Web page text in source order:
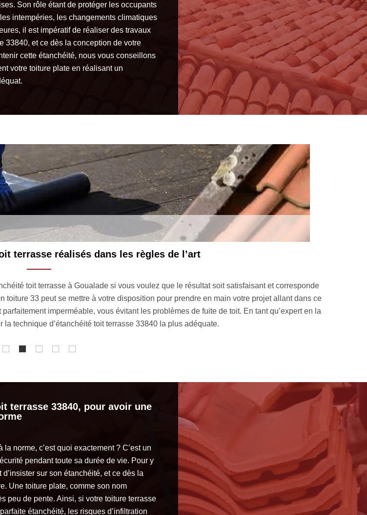
Son rôle étant de protéger les occupants
intempéries, les changements climatiques
il est impératif de réaliser des travaux
33840, et ce dès la conception de votre
cette étanchéité, nous vous conseillons
votre toiture plate en réalisant un
artisans qualifiés et passionnés, à votre service
33840 depuis des années, l’entreprise MM Rénovation toiture 33 est en mesure de déterminer la
Il est important de laisser uniquement un professionnel se charger de ce type de chantier si vous
Pour assurer la bonne marche de chaque intervention, nous mettons à profit les qualifications de nos
passionnés et chevronnés, qui se donnent à fond pour concrétiser votre projet.
terrasse 33840, pour avoir une
norme, c’est quoi exactement ? C’est un
pendant toute sa durée de vie. Pour y
sur son étanchéité, et ce dès la
Une toiture plate, comme son nom
peu de pente. Ainsi, si votre toiture terrasse
étanchéité, les risques d’infiltration